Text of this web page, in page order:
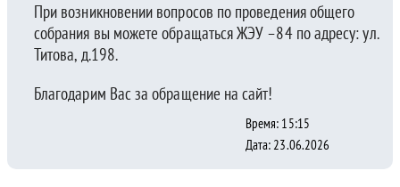
При возникновении вопросов по проведения общего
собрания вы можете обращаться ЖЭУ –84 по адресу: ул.
Титова, д.198.
Благодарим Вас за обращение на сайт!
Время: 15:15
Дата: 23.06.2026